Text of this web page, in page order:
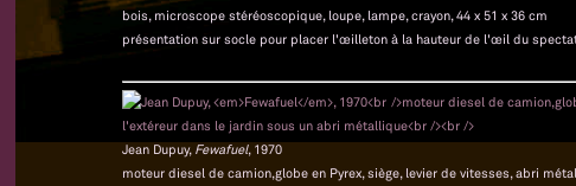
bois, microscope stéréoscopique, loupe, lampe, crayon, 44 x 51 x 36 cm
présentation sur socle pour placer l'œilleton à la hauteur de l'œil du
Jean Dupuy, Fewafuel, 1970
moteur diesel de camion,globe en Pyrex, siège, levier de vitesses, abri